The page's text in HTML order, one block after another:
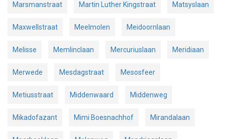
Marsmanstraat Martin Luther Kingstraat Matsyslaan
Maxwellstraat Meelmolen Meidoornlaan
Melisse Memlinclaan Mercuriuslaan Meridiaan
Merwede Mesdagstraat Mesosfeer
Metiusstraat Middenwaard Middenweg
Mikadofazant Mimi Boesnachhof Mirandalaan